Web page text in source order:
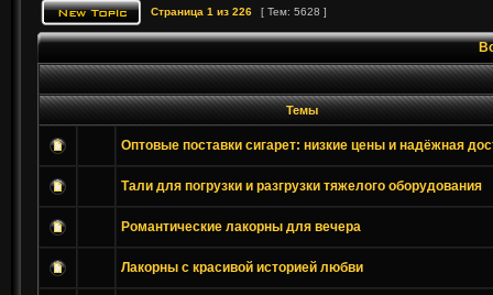
Страница 1 из 226 [ Тем: 5628 ]
Темы
Оптовые поставки сигарет: низкие цены и надёжная
Тали для погрузки и разгрузки тяжелого оборудования
Романтические лакорны для вечера
Лакорны с красивой историей любви